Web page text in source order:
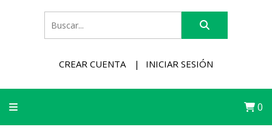
CREAR CUENTA INICIAR SESIÓN
0